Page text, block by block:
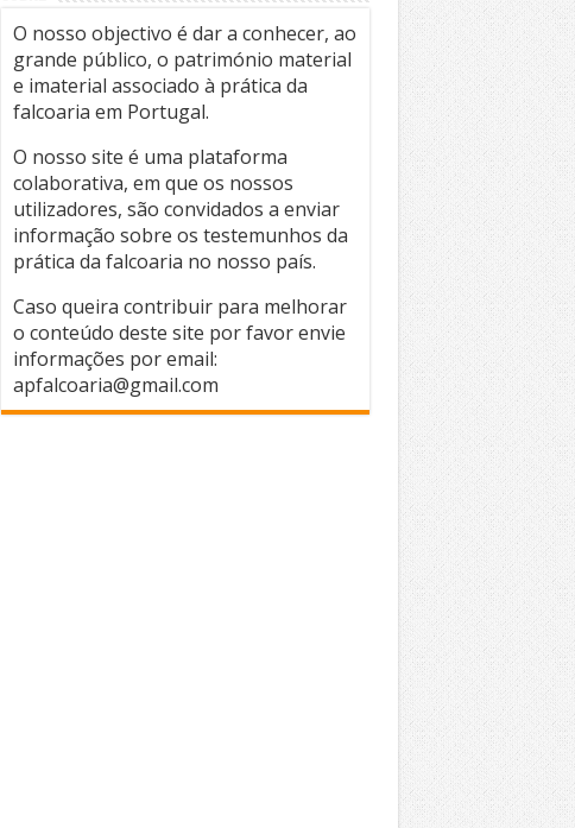
O nosso objectivo é dar a conhecer, ao
grande público, o património material
e imaterial associado à prática da
falcoaria em Portugal.
O nosso site é uma plataforma
colaborativa, em que os nossos
utilizadores, são convidados a enviar
informação sobre os testemunhos da
prática da falcoaria no nosso país.
Caso queira contribuir para melhorar
o conteúdo deste site por favor envie
informações por email:
apfalcoaria@gmail.com